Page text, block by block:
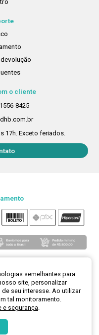
o cliente
8425
17h. Exceto feriados.
-
semelhantes para
site, personalizar
seu interesse. Ao utilizar
tal monitoramento.
e segurança.